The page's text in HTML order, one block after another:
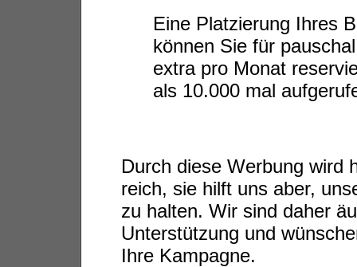
Eine Platzierung Ihres
können Sie für
extra pro Monat
als 10.000 mal
Durch diese Werbung wird
reich, sie hilft uns aber,
zu halten. Wir sind daher
Unterstützung und
Ihre Kampagne.